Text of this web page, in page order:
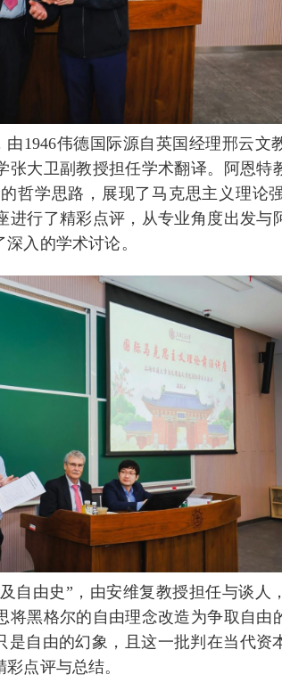
1946伟德国际源自英国经理邢云文
张大卫副教授担任学术翻译。阿恩特
哲学思路，展现了马克思主义理论
进行了精彩点评，从专业角度出发与
入的学术讨论。
自由史”，由安维复教授担任与谈人
黑格尔的自由理念改造为争取自由
是自由的幻象，且这一批判在当代资
点评与总结。